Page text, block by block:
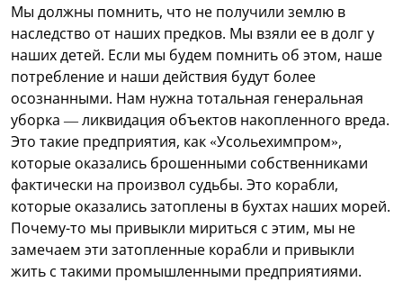
Мы должны помнить, что не получили землю в
наследство от наших предков. Мы взяли ее в долг у
наших детей. Если мы будем помнить об этом, наше
потребление и наши действия будут более
осознанными. Нам нужна тотальная генеральная
уборка — ликвидация объектов накопленного вреда.
Это такие предприятия, как «Усольехимпром»,
которые оказались брошенными собственниками
фактически на произвол судьбы. Это корабли,
которые оказались затоплены в бухтах наших морей.
Почему-то мы привыкли мириться с этим, мы не
замечаем эти затопленные корабли и привыкли
жить с такими промышленными предприятиями.